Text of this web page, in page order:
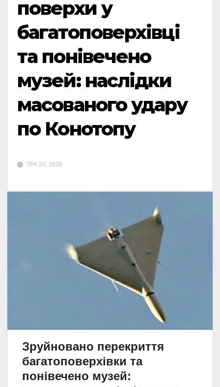
поверхи у
багатоповерхівці
та понівечено
музей: наслідки
масованого удару
по Конотопу
ТРА 20, 2026
Зруйновано перекриття
багатоповерхівки та
понівечено музей: